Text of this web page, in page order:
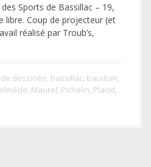
Sports de Bassillac – 19,
libre. Coup de projecteur (et
réalisé par Troub’s,
dessinée, bassillac, baudoin,
, Maurel, Pichelin, Placid,